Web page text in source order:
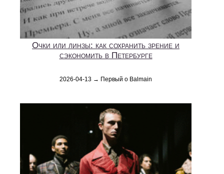
Очки или линзы: как сохранить зрение и
сэкономить в Петербурге
2026-04-13 → Первый о Balmain